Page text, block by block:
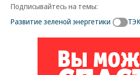
Подписывайтесь на темы:
Развитие зеленой энергетики